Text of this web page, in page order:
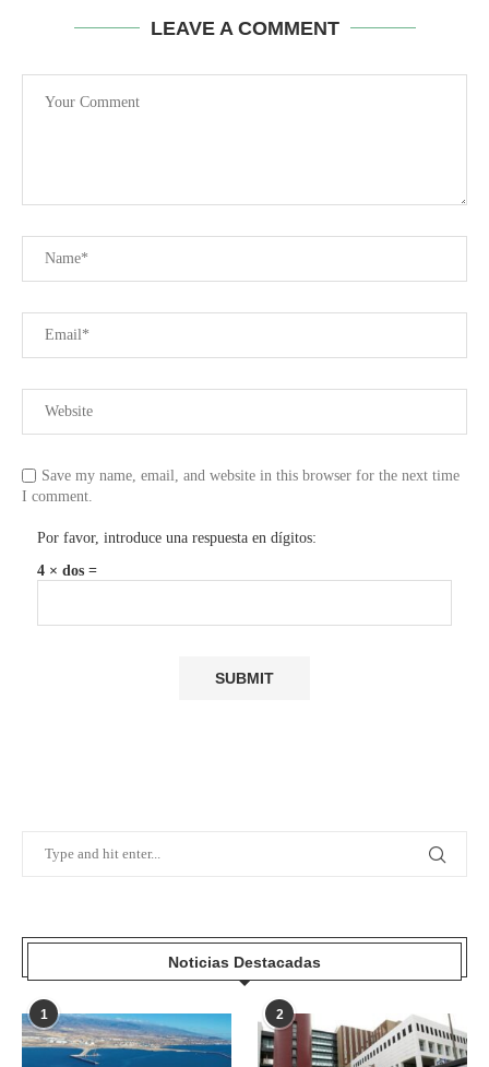
LEAVE A COMMENT
Save my name, email, and website in this browser for the next time
I comment.
Por favor, introduce una respuesta en dígitos:
4 × dos =
Noticias Destacadas
1 2